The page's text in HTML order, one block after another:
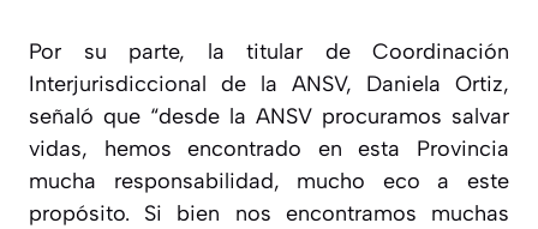
Por su parte, la titular de Coordinación
Interjurisdiccional de la ANSV, Daniela Ortiz,
señaló que “desde la ANSV procuramos salvar
vidas, hemos encontrado en esta Provincia
mucha responsabilidad, mucho eco a este
propósito. Si bien nos encontramos muchas